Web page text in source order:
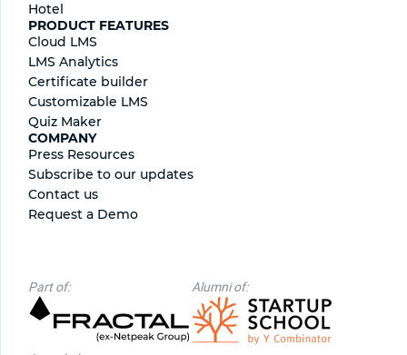
Hotel
PRODUCT FEATURES
Cloud LMS
LMS Analytics
Certificate builder
Сustomizable LMS
Quiz Maker
COMPANY
Press Resources
Subscribe to our updates
Contact us
Request a Demo
Part of: Alumni of: